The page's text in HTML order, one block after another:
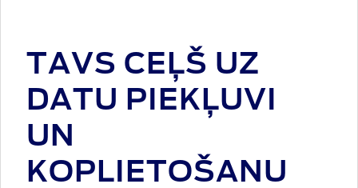
TAVS CEĻŠ UZ
DATU PIEKĻUVI
UN
KOPLIETOŠANU